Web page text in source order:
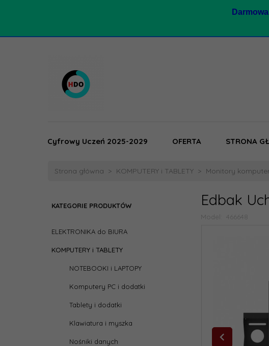
Darmow
Cyfrowy Uczeń 2025-2029 OFERTA STRONA
Strona główna KOMPUTERY i TABLETY Monitory
KATEGORIE PRODUKTÓW
ELEKTRONIKA do BIURA
KOMPUTERY i TABLETY
NOTEBOOKI i LAPTOPY
Komputery PC i dodatki
Tablety i dodatki
Klawiatura i myszka
Nośniki danych
Edbak
Model: 466648